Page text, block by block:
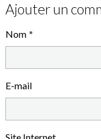
Ajouter un
Nom
E-mail